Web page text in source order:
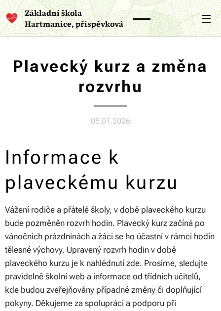
Základní škola
Hartmanice, příspěvková
organizace
Plavecký kurz a změna
rozvrhu
05.01.2026
Informace k
plaveckému kurzu
Vážení rodiče a přátelé školy, v době plaveckého kurzu
bude pozměněn rozvrh hodin. Plavecký kurz začíná po
vánočních prázdninách a žáci se ho účastní v rámci hodin
tělesné výchovy. Upravený rozvrh hodin v době
plaveckého kurzu je k nahlédnutí zde. Prosíme, sledujte
pravidelně školní web a informace od třídních učitelů,
kde budou zveřejňovány případné změny či doplňující
pokyny. Děkujeme za spolupráci a podporu při